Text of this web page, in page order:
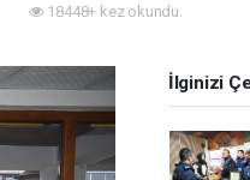
18448+ kez okundu.
İlginizi